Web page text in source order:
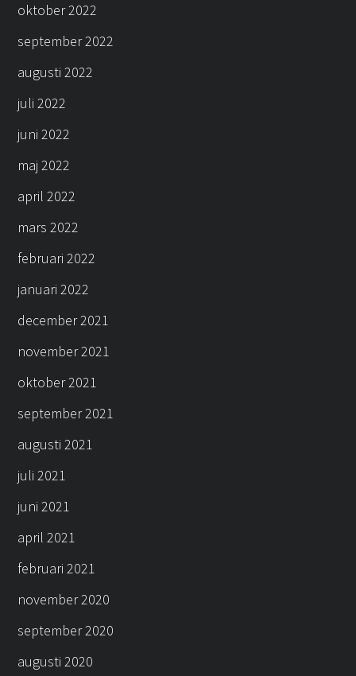
oktober 2022
september 2022
augusti 2022
juli 2022
juni 2022
maj 2022
april 2022
mars 2022
februari 2022
januari 2022
december 2021
november 2021
oktober 2021
september 2021
augusti 2021
juli 2021
juni 2021
april 2021
februari 2021
november 2020
september 2020
augusti 2020